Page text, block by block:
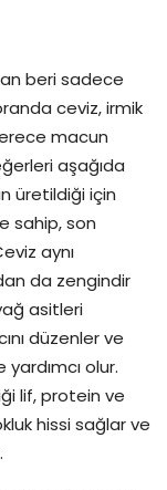
beri sadece
ceviz, irmik
macun
aşağıda
üretildiği için
sahip, son
aynı
da zengindir
asitleri
düzenler ve
olur.
lif, protein ve
hissi sağlar ve